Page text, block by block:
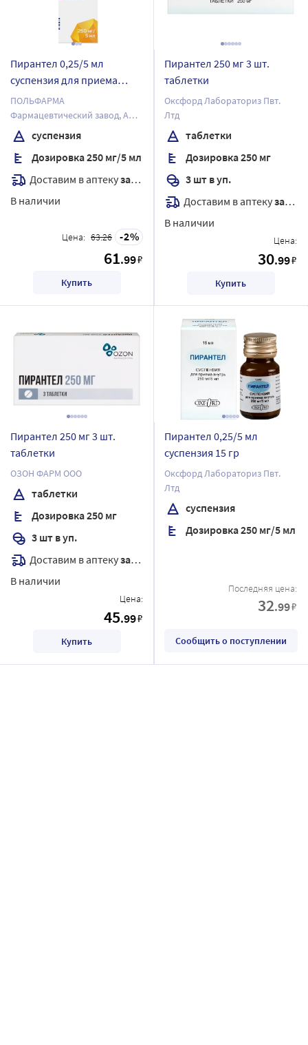
Пирантел 0,25/5 мл
суспензия для приема
внутрь 15 мл
ПОЛЬФАРМА
Фармацевтический завод, АО
Отдел Медана в Серадзе
суспензия
Дозировка 250 мг/5 мл
Доставим в аптекузавтра
В наличии
Цена: 63.26 2
61.99₽
Купить
Пирантел 250 мг 3 шт.
таблетки
Оксфорд Лабораториз Пвт.
Лтд
таблетки
Дозировка 250 мг
3 шт в уп.
Доставим в аптекузавтра
В наличии
Цена:
30.99₽
Купить
Пирантел 250 мг 3 шт.
таблетки
ОЗОН ФАРМ ООО
таблетки
Дозировка 250 мг
3 шт в уп.
Доставим в аптекузавтра
В наличии
Цена:
45.99₽
Купить
Пирантел 0,25/5 мл
суспензия 15 гр
Оксфорд Лабораториз Пвт.
Лтд
суспензия
Дозировка 250 мг/5 мл
Последняя цена:
32.99₽
Сообщить о поступлении